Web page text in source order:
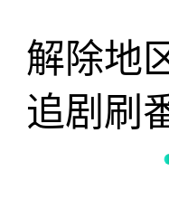
解除地
追剧刷